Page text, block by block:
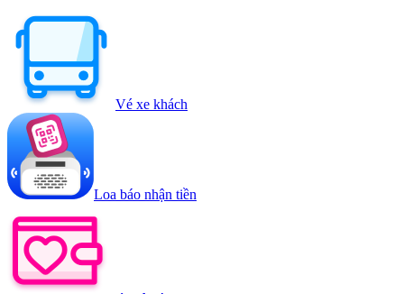
Vé xe khách
Loa báo nhận tiền